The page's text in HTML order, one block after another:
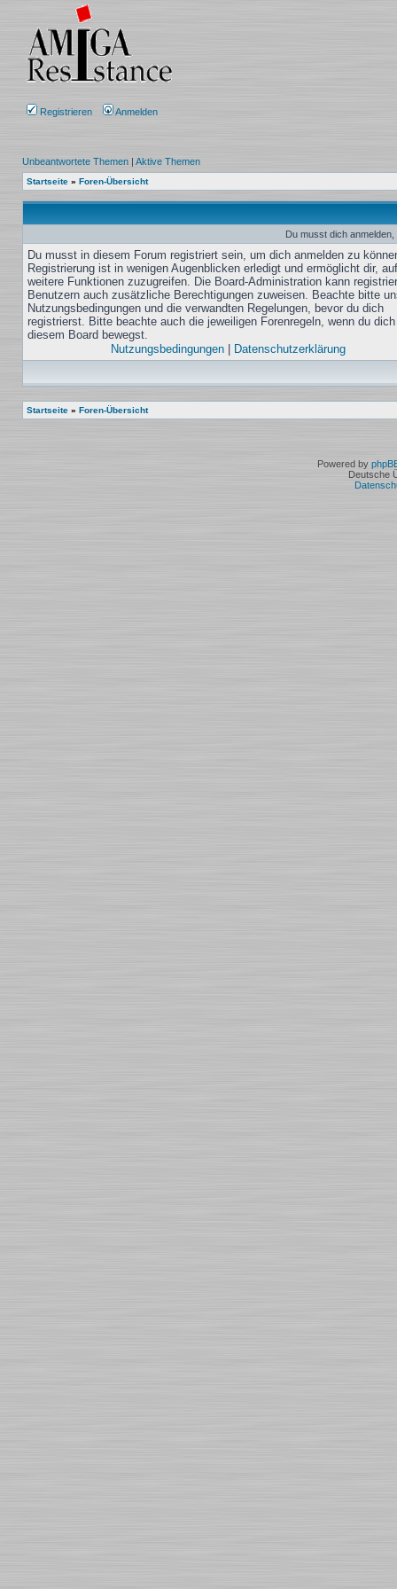
Registrieren Anmelden
Unbeantwortete Themen | Aktive Themen
Startseite » Foren-Übersicht
Du musst dich
Du musst in diesem Forum registriert sein, um dich anmelden zu
Registrierung ist in wenigen Augenblicken erledigt und ermöglicht dir, auf
weitere Funktionen zuzugreifen. Die Board-Administration kann
Benutzern auch zusätzliche Berechtigungen zuweisen. Beachte bitte
Nutzungsbedingungen und die verwandten Regelungen, bevor du dich
registrierst. Bitte beachte auch die jeweiligen Forenregeln, wenn du
diesem Board bewegst.
Nutzungsbedingungen
Datenschutzerklärung
Startseite » Foren-Übersicht
Powered by
Deutsche